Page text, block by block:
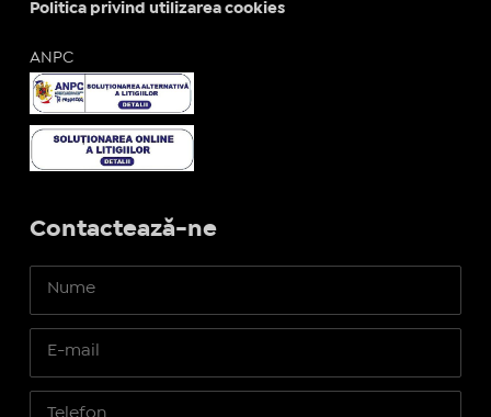
Politica privind utilizarea cookies
ANPC
Contactează-ne